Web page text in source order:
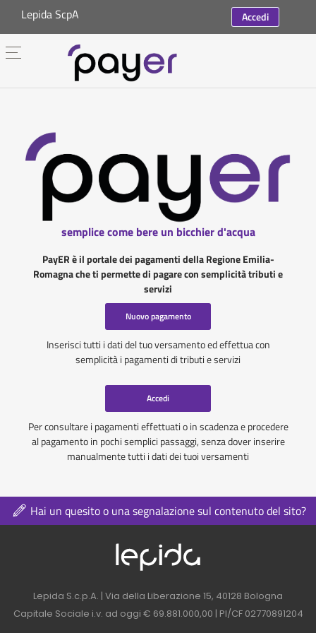
Lepida ScpA Accedi
semplice come bere un bicchier d'acqua
PayER è il portale dei pagamenti della Regione Emilia-
Romagna che ti permette di pagare con semplicità tributi e
servizi
Nuovo pagamento
Inserisci tutti i dati del tuo versamento ed effettua con
semplicità i pagamenti di tributi e servizi
Accedi
Per consultare i pagamenti effettuati o in scadenza e procedere
al pagamento in pochi semplici passaggi, senza dover inserire
manualmente tutti i dati dei tuoi versamenti
Hai un quesito o una segnalazione sul contenuto del sito?
Logo azienda nel
Contatti azienda nel footer
Lepida S.c.p.A. | Via della Liberazione 15, 40128 Bologna
Capitale Sociale i.v. ad oggi € 69.881.000,00 | PI/CF 02770891204